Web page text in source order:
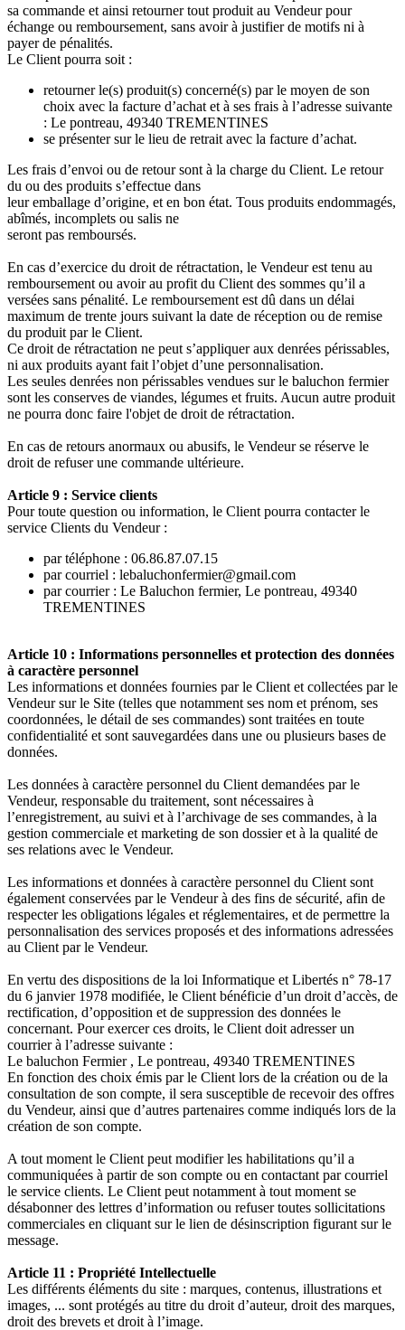
sa commande et ainsi retourner tout produit au Vendeur pour
échange ou remboursement, sans avoir à justifier de motifs ni à
payer de pénalités.
Le Client pourra soit :
retourner le(s) produit(s) concerné(s) par le moyen de son
choix avec la facture d’achat et à ses frais à l’adresse suivante
: Le pontreau, 49340 TREMENTINES
se présenter sur le lieu de retrait avec la facture d’achat.
Les frais d’envoi ou de retour sont à la charge du Client. Le retour
du ou des produits s’effectue dans
leur emballage d’origine, et en bon état. Tous produits endommagés,
abîmés, incomplets ou salis ne
seront pas remboursés.
En cas d’exercice du droit de rétractation, le Vendeur est tenu au
remboursement ou avoir au profit du Client des sommes qu’il a
versées sans pénalité. Le remboursement est dû dans un délai
maximum de trente jours suivant la date de réception ou de remise
du produit par le Client.
Ce droit de rétractation ne peut s’appliquer aux denrées périssables,
ni aux produits ayant fait l’objet d’une personnalisation.
Les seules denrées non périssables vendues sur le baluchon fermier
sont les conserves de viandes, légumes et fruits. Aucun autre produit
ne pourra donc faire l'objet de droit de rétractation.
En cas de retours anormaux ou abusifs, le Vendeur se réserve le
droit de refuser une commande ultérieure.
Article 9 : Service clients
Pour toute question ou information, le Client pourra contacter le
service Clients du Vendeur :
par téléphone : 06.86.87.07.15
par courriel : lebaluchonfermier@gmail.com
par courrier : Le Baluchon fermier, Le pontreau, 49340
TREMENTINES
Article 10 : Informations personnelles et protection des données
à caractère personnel
Les informations et données fournies par le Client et collectées par le
Vendeur sur le Site (telles que notamment ses nom et prénom, ses
coordonnées, le détail de ses commandes) sont traitées en toute
confidentialité et sont sauvegardées dans une ou plusieurs bases de
données.
Les données à caractère personnel du Client demandées par le
Vendeur, responsable du traitement, sont nécessaires à
l’enregistrement, au suivi et à l’archivage de ses commandes, à la
gestion commerciale et marketing de son dossier et à la qualité de
ses relations avec le Vendeur.
Les informations et données à caractère personnel du Client sont
également conservées par le Vendeur à des fins de sécurité, afin de
respecter les obligations légales et réglementaires, et de permettre la
personnalisation des services proposés et des informations adressées
au Client par le Vendeur.
En vertu des dispositions de la loi Informatique et Libertés n° 78-17
du 6 janvier 1978 modifiée, le Client bénéficie d’un droit d’accès, de
rectification, d’opposition et de suppression des données le
concernant. Pour exercer ces droits, le Client doit adresser un
courrier à l’adresse suivante :
Le baluchon Fermier , Le pontreau, 49340 TREMENTINES
En fonction des choix émis par le Client lors de la création ou de la
consultation de son compte, il sera susceptible de recevoir des offres
du Vendeur, ainsi que d’autres partenaires comme indiqués lors de la
création de son compte.
A tout moment le Client peut modifier les habilitations qu’il a
communiquées à partir de son compte ou en contactant par courriel
le service clients. Le Client peut notamment à tout moment se
désabonner des lettres d’information ou refuser toutes sollicitations
commerciales en cliquant sur le lien de désinscription figurant sur le
message.
Article 11 : Propriété Intellectuelle
Les différents éléments du site : marques, contenus, illustrations et
images, ... sont protégés au titre du droit d’auteur, droit des marques,
droit des brevets et droit à l’image.